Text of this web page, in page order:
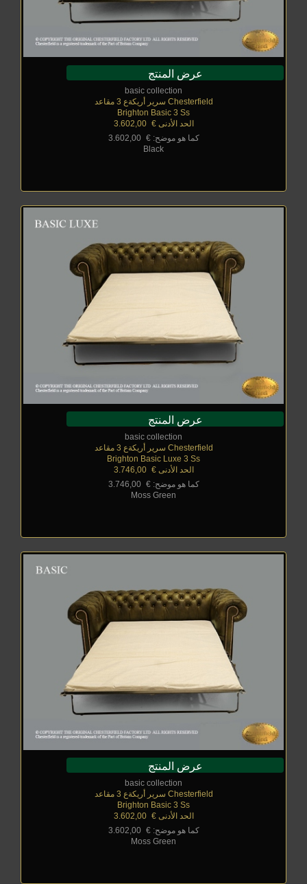
عرض المنتج
basic collection
Chesterfield سرير أريكةع 3 مقاعد
Brighton Basic 3 Ss
الحد الأدنى € _
3.602,00
كما هو موضح: € _
3.602,00
Black
عرض المنتج
basic collection
Chesterfield سرير أريكةع 3 مقاعد
Brighton Basic Luxe 3 Ss
الحد الأدنى € _
3.746,00
كما هو موضح: € _
3.746,00
Moss Green
عرض المنتج
basic collection
Chesterfield سرير أريكةع 3 مقاعد
Brighton Basic 3 Ss
الحد الأدنى € _
3.602,00
كما هو موضح: € _
3.602,00
Moss Green